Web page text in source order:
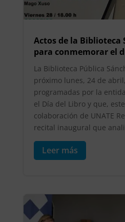
Actos de la Biblioteca
para conmemorar el
La Biblioteca Pública
próximo lunes, 24 de
programadas por la
el Día del Libro y que,
colaboración de UNATE
recital inaugural que
Leer más